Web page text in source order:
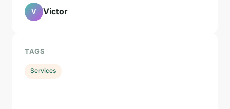
V Victor
TAGS
Services